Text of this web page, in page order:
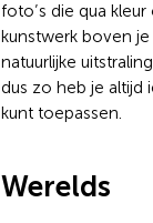
foto’s die qua
kunstwerk boven
natuurlijke
dus zo heb je altijd
kunt toepassen.
Werelds